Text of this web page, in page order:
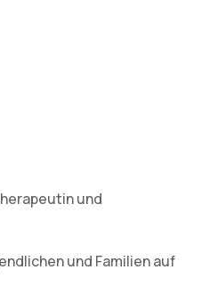
und
und Familien auf